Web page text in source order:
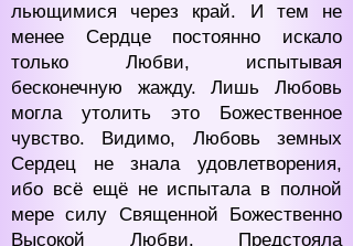
льющимися через край. И тем не
менее Сердце постоянно искало
только Любви, испытывая
бесконечную жажду. Лишь Любовь
могла утолить это Божественное
чувство. Видимо, Любовь земных
Сердец не знала удовлетворения,
ибо всё ещё не испытала в полной
мере силу Священной Божественно
Высокой Любви. Предстояла